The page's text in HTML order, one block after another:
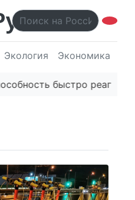
Экология Экономика
быстро